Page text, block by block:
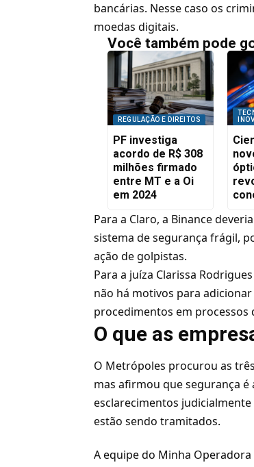
bancárias. Nesse caso os
moedas digitais.
Você também pode
REGULAÇÃO E DIREITOS
PF investiga
acordo de R$ 308
milhões firmado
entre MT e a Oi
em 2024
Para a Claro, a Binance
sistema de segurança frágil,
ação de golpistas.
Para a juíza Clarissa
não há motivos para
procedimentos em processos
O que as
O Metrópoles procurou as
mas afirmou que segurança
esclarecimentos
estão sendo tramitados.
A equipe do Minha